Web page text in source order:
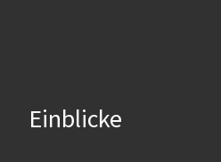
Einblicke